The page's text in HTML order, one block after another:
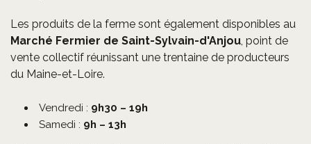
Les produits de la ferme sont également disponibles au
Marché Fermier de Saint-Sylvain-d'Anjou, point de
vente collectif réunissant une trentaine de producteurs
du Maine-et-Loire.
Vendredi : 9h30 – 19h
Samedi : 9h – 13h